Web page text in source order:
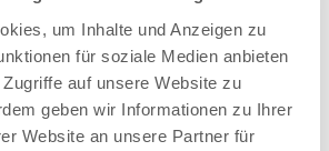
um Inhalte und Anzeigen zu
für soziale Medien anbieten
auf unsere Website zu
geben wir Informationen zu Ihrer
Website an unsere Partner für
Wartung und Business-